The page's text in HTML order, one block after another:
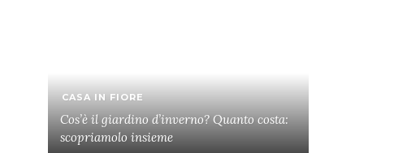
CASA IN FIORE
Cos’è il giardino d’inverno? Quanto costa:
scopriamolo insieme